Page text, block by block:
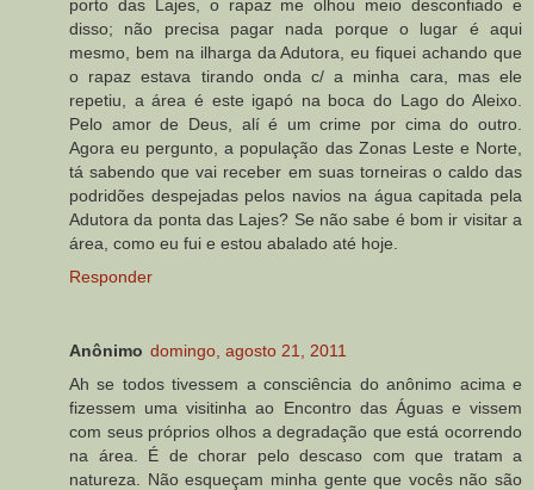
porto das Lajes, o rapaz me olhou meio desconfiado e
disso; não precisa pagar nada porque o lugar é aqui
mesmo, bem na ilharga da Adutora, eu fiquei achando que
o rapaz estava tirando onda c/ a minha cara, mas ele
repetiu, a área é este igapó na boca do Lago do Aleixo.
Pelo amor de Deus, alí é um crime por cima do outro.
Agora eu pergunto, a população das Zonas Leste e Norte,
tá sabendo que vai receber em suas torneiras o caldo das
podridões despejadas pelos navios na água capitada pela
Adutora da ponta das Lajes? Se não sabe é bom ir visitar a
área, como eu fui e estou abalado até hoje.
Responder
Anônimo domingo, agosto 21, 2011
Ah se todos tivessem a consciência do anônimo acima e
fizessem uma visitinha ao Encontro das Águas e vissem
com seus próprios olhos a degradação que está ocorrendo
na área. É de chorar pelo descaso com que tratam a
natureza. Não esqueçam minha gente que vocês não são